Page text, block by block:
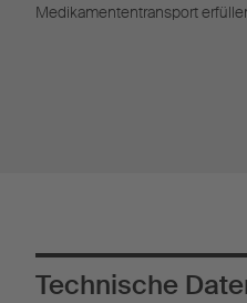
Medikamententransport
Technische